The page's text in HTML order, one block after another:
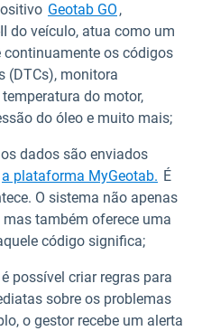
Geotab GO ,
do veículo, atua como um
continuamente os códigos
(DTCs), monitora
do motor,
do óleo e muito mais;
os dados são enviados
a plataforma MyGeotab. É
O sistema não apenas
também oferece uma
código significa;
é possível criar regras para
sobre os problemas
o gestor recebe um alerta